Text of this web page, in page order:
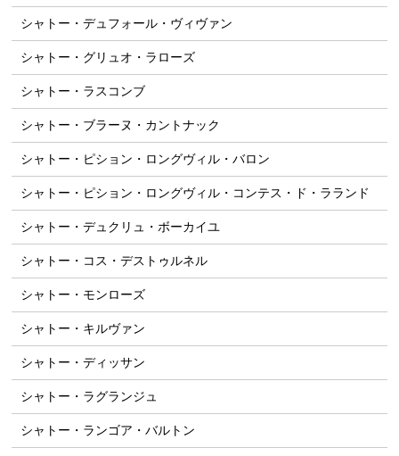
シャトー・デュフォール・ヴィヴァン
シャトー・グリュオ・ラローズ
シャトー・ラスコンブ
シャトー・ブラーヌ・カントナック
シャトー・ピション・ロングヴィル・バロン
シャトー・ピション・ロングヴィル・コンテス・ド・ラランド
シャトー・デュクリュ・ボーカイユ
シャトー・コス・デストゥルネル
シャトー・モンローズ
シャトー・キルヴァン
シャトー・ディッサン
シャトー・ラグランジュ
シャトー・ランゴア・バルトン